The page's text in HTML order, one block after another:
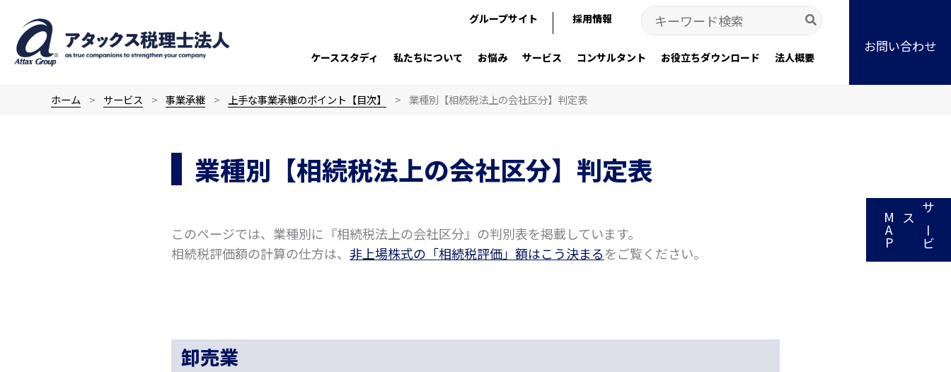
グループサイト 採用情報
Search
for:
ケーススタディ 私たちについて お悩み サービス コンサルタント お役立ちダウンロード 法人概要
お問い合わせ
ホーム サービス 事業承継 上手な事業承継のポイント【目次】 業種別【相続税法上の会社区分】判定表
業種別【相続税法上の会社区分】判定表
このページでは、業種別に『相続税法上の会社区分』の判別表を掲載しています。
相続税評価額の計算の仕方は、 非上場株式の「相続税評価」額はこう決まるをご覧ください。
卸売業
サ
ー
ビ
スM
A
P